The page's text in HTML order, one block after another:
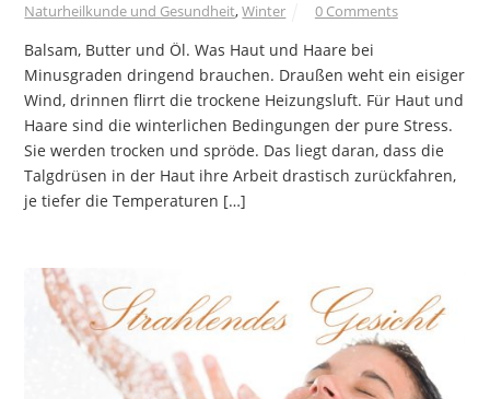
Naturheilkunde und Gesundheit,Winter 0 Comments
Balsam, Butter und Öl. Was Haut und Haare bei
Minusgraden dringend brauchen. Draußen weht ein eisiger
Wind, drinnen flirrt die trockene Heizungsluft. Für Haut und
Haare sind die winterlichen Bedingungen der pure Stress.
Sie werden trocken und spröde. Das liegt daran, dass die
Talgdrüsen in der Haut ihre Arbeit drastisch zurückfahren,
je tiefer die Temperaturen […]